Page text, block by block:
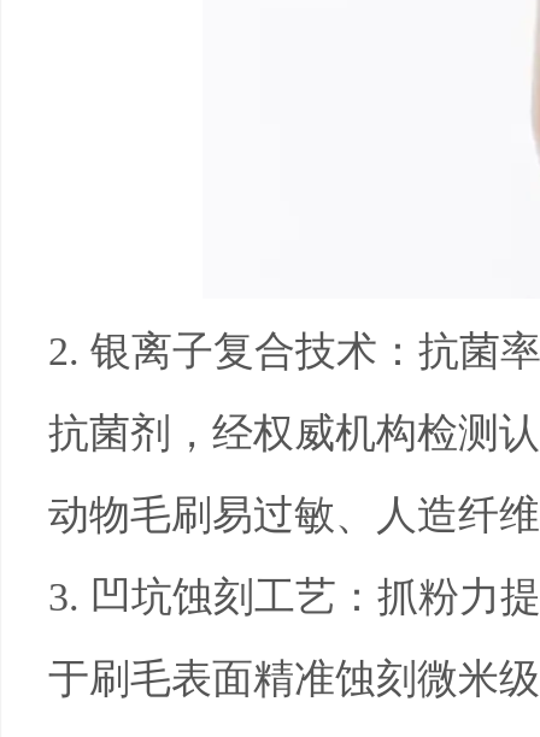
2. 银离子复合技术：抗菌
抗菌剂，经权威机构检测
动物毛刷易过敏、人造纤
3. 凹坑蚀刻工艺：抓粉力
于刷毛表面精准蚀刻微米